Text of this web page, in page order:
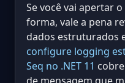
Se você vai apertar
forma, vale a pena
dados estruturados
configure logging
Seq no .NET 11